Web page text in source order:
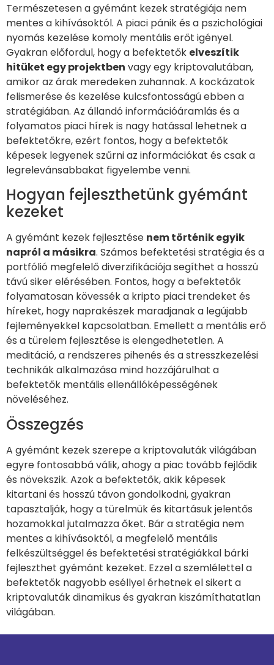
Természetesen a gyémánt kezek stratégiája nem
mentes a kihívásoktól. A piaci pánik és a pszichológiai
nyomás kezelése komoly mentális erőt igényel.
Gyakran előfordul, hogy a befektetők elveszítik
hitüket egy projektben vagy egy kriptovalutában,
amikor az árak meredeken zuhannak. A kockázatok
felismerése és kezelése kulcsfontosságú ebben a
stratégiában. Az állandó információáramlás és a
folyamatos piaci hírek is nagy hatással lehetnek a
befektetőkre, ezért fontos, hogy a befektetők
képesek legyenek szűrni az információkat és csak a
legrelevánsabbakat figyelembe venni.
Hogyan fejleszthetünk gyémánt
kezeket
A gyémánt kezek fejlesztése nem történik egyik
napról a másikra. Számos befektetési stratégia és a
portfólió megfelelő diverzifikációja segíthet a hosszú
távú siker elérésében. Fontos, hogy a befektetők
folyamatosan kövessék a kripto piaci trendeket és
híreket, hogy naprakészek maradjanak a legújabb
fejleményekkel kapcsolatban. Emellett a mentális erő
és a türelem fejlesztése is elengedhetetlen. A
meditáció, a rendszeres pihenés és a stresszkezelési
technikák alkalmazása mind hozzájárulhat a
befektetők mentális ellenállóképességének
növeléséhez.
Összegzés
A gyémánt kezek szerepe a kriptovaluták világában
egyre fontosabbá válik, ahogy a piac tovább fejlődik
és növekszik. Azok a befektetők, akik képesek
kitartani és hosszú távon gondolkodni, gyakran
tapasztalják, hogy a türelmük és kitartásuk jelentős
hozamokkal jutalmazza őket. Bár a stratégia nem
mentes a kihívásoktól, a megfelelő mentális
felkészültséggel és befektetési stratégiákkal bárki
fejleszthet gyémánt kezeket. Ezzel a szemlélettel a
befektetők nagyobb eséllyel érhetnek el sikert a
kriptovaluták dinamikus és gyakran kiszámíthatatlan
világában.